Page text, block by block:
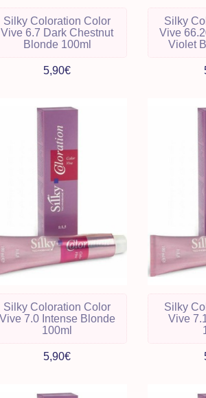
Silky Coloration Color
Vive 6.7 Dark Chestnut
Blonde 100ml
5,90€
Silky
Vive
Violet
Silky Coloration Color
Vive 7.0 Intense Blonde
100ml
5,90€
Silky
Vive